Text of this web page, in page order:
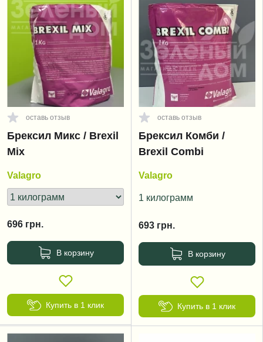
оставь отзыв
Брексил Микс / Brexil
Mix
Valagro
696 грн.
В корзину
Купить в 1 клик
оставь отзыв
Брексил Комби /
Brexil Combi
Valagro
1 килограмм
693 грн.
В корзину
Купить в 1 клик